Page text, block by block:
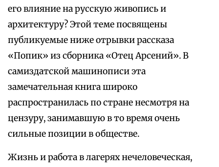
его влияние на русскую живопись и
архитектуру? Этой теме посвящены
публикуемые ниже отрывки рассказа
«Попик» из сборника «Отец Арсений». В
самиздатской машинописи эта
замечательная книга широко
распространилась по стране несмотря на
цензуру, занимавшую в то время очень
сильные позиции в обществе.
Жизнь и работа в лагерях нечеловеческая,